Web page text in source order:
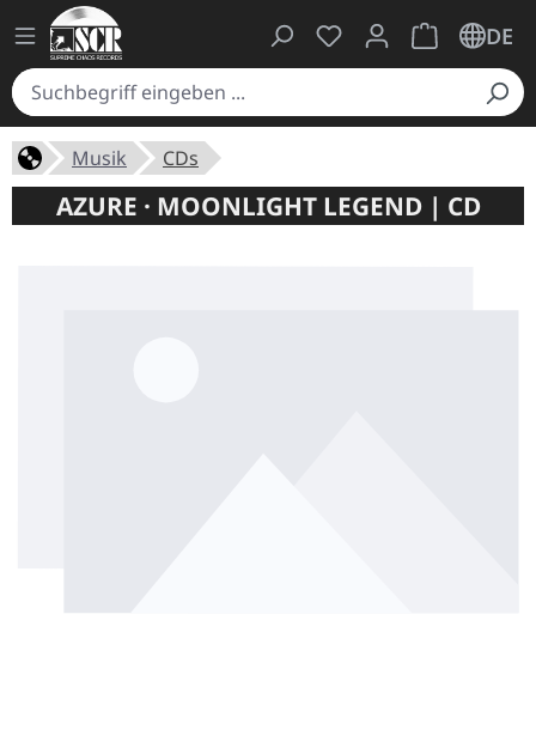
Du hast 0 Produkte
Warenkorb
DE
Musik CDs
AZURE · MOONLIGHT LEGEND | CD